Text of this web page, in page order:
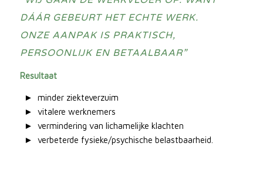
DÁÁR GEBEURT HET ECHTE WERK.
ONZE AANPAK IS PRAKTISCH,
PERSOONLIJK EN BETAALBAAR”
Resultaat
minder ziekteverzuim
vitalere werknemers
vermindering van lichamelijke klachten
verbeterde fysieke/psychische belastbaarheid.